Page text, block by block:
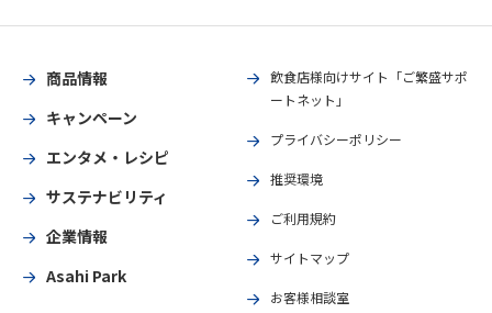
商品情報
キャンペーン
エンタメ・レシピ
サステナビリティ
企業情報
Asahi Park
飲食店様向けサイト「ご繁盛サポ
ートネット」
プライバシーポリシー
推奨環境
ご利用規約
サイトマップ
お客様相談室